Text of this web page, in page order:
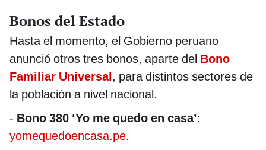
Bonos del Estado
Hasta el momento, el Gobierno peruano
anunció otros tres bonos, aparte del Bono
Familiar Universal, para distintos sectores de
la población a nivel nacional.
- Bono 380 ‘Yo me quedo en casa’:
yomequedoencasa.pe.